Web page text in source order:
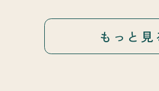
もっと見